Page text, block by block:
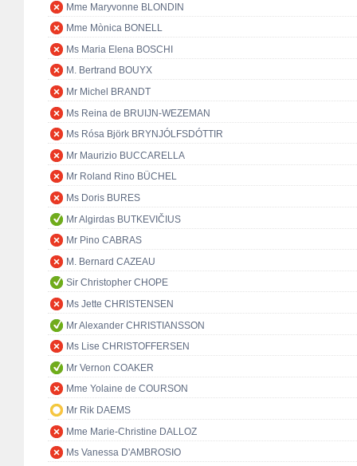
Mme Maryvonne BLONDIN
Mme Mònica BONELL
Ms Maria Elena BOSCHI
M. Bertrand BOUYX
Mr Michel BRANDT
Ms Reina de BRUIJN-WEZEMAN
Ms Rósa Björk BRYNJÓLFSDÓTTIR
Mr Maurizio BUCCARELLA
Mr Roland Rino BÜCHEL
Ms Doris BURES
Mr Algirdas BUTKEVIČIUS
Mr Pino CABRAS
M. Bernard CAZEAU
Sir Christopher CHOPE
Ms Jette CHRISTENSEN
Mr Alexander CHRISTIANSSON
Ms Lise CHRISTOFFERSEN
Mr Vernon COAKER
Mme Yolaine de COURSON
Mr Rik DAEMS
Mme Marie-Christine DALLOZ
Ms Vanessa D'AMBROSIO